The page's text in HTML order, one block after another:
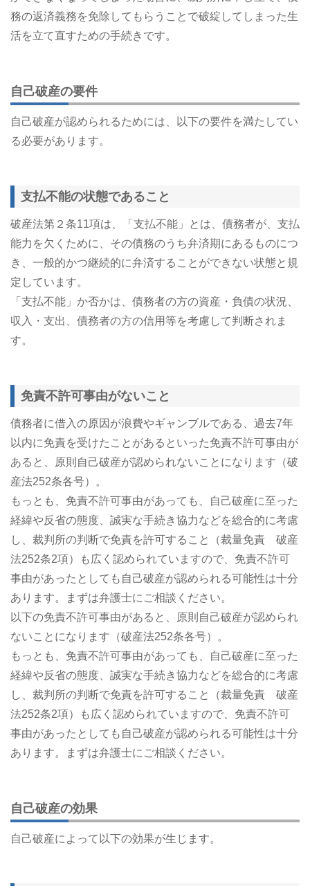
務の返済義務を免除してもらうことで破綻してしまった生
活を立て直すための手続きです。
自己破産の要件
自己破産が認められるためには、以下の要件を満たしてい
る必要があります。
支払不能の状態であること
破産法第２条11項は、「支払不能」とは、債務者が、支払
能力を欠くために、その債務のうち弁済期にあるものにつ
き、一般的かつ継続的に弁済することができない状態と規
定しています。
「支払不能」か否かは、債務者の方の資産・負債の状況、
収入・支出、債務者の方の信用等を考慮して判断されま
す。
免責不許可事由がないこと
債務者に借入の原因が浪費やギャンブルである、過去7年
以内に免責を受けたことがあるといった免責不許可事由が
あると、原則自己破産が認められないことになります（破
産法252条各号）。
もっとも、免責不許可事由があっても、自己破産に至った
経緯や反省の態度、誠実な手続き協力などを総合的に考慮
し、裁判所の判断で免責を許可すること（裁量免責 破産
法252条2項）も広く認められていますので、免責不許可
事由があったとしても自己破産が認められる可能性は十分
あります。まずは弁護士にご相談ください。
以下の免責不許可事由があると、原則自己破産が認められ
ないことになります（破産法252条各号）。
もっとも、免責不許可事由があっても、自己破産に至った
経緯や反省の態度、誠実な手続き協力などを総合的に考慮
し、裁判所の判断で免責を許可すること（裁量免責 破産
法252条2項）も広く認められていますので、免責不許可
事由があったとしても自己破産が認められる可能性は十分
あります。まずは弁護士にご相談ください。
自己破産の効果
自己破産によって以下の効果が生じます。